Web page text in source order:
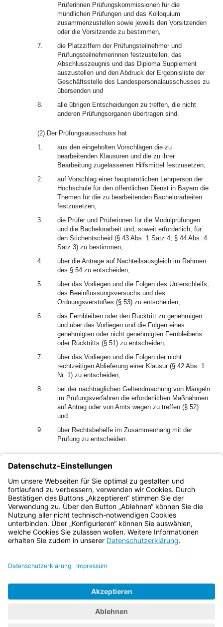
Prüferinnen Prüfungskommissionen für die
mündlichen Prüfungen und das Kolloquium
zusammenzustellen sowie jeweils den Vorsitzenden
oder die Vorsitzende zu bestimmen,
7.
die Platzziffern der Prüfungsteilnehmer und
Prüfungsteilnehmerinnen festzustellen, das
Abschlusszeugnis und das Diploma Supplement
auszustellen und den Abdruck der Ergebnisliste der
Geschäftsstelle des Landespersonalausschusses zu
übersenden und
8.
alle übrigen Entscheidungen zu treffen, die nicht
anderen Prüfungsorganen übertragen sind.
(2) Der Prüfungsausschuss hat
1.
aus den eingeholten Vorschlägen die zu
bearbeitenden Klausuren und die zu ihrer
Bearbeitung zugelassenen Hilfsmittel festzusetzen,
2.
auf Vorschlag einer hauptamtlichen Lehrperson der
Hochschule für den öffentlichen Dienst in Bayern die
Themen für die zu bearbeitenden Bachelorarbeiten
festzusetzen,
3.
die Prüfer und Prüferinnen für die Modulprüfungen
und die Bachelorarbeit und, soweit erforderlich, für
den Stichentscheid (§ 43 Abs. 1 Satz 4, § 44 Abs. 4
Satz 3) zu bestimmen,
4.
über die Anträge auf Nachteilsausgleich im Rahmen
des § 54 zu entscheiden,
5.
über das Vorliegen und die Folgen des Unterschleifs,
des Beeinflussungsversuchs und des
Ordnungsverstoßes (§ 53) zu entscheiden,
6.
das Fernbleiben oder den Rücktritt zu genehmigen
und über das Vorliegen und die Folgen eines
genehmigten oder nicht genehmigten Fernbleibens
oder Rücktritts (§ 51) zu entscheiden,
7.
über das Vorliegen und die Folgen der nicht
rechtzeitigen Ablieferung einer Klausur (§ 42 Abs. 1
Nr. 1) zu entscheiden,
8.
bei der nachträglichen Geltendmachung von Mängeln
im Prüfungsverfahren die erforderlichen Maßnahmen
auf Antrag oder von Amts wegen zu treffen (§ 52)
und
9.
über Rechtsbehelfe im Zusammenhang mit der
Prüfung zu entscheiden.
diesem die unter Abs. 1 Nr. 1 bis 4 sowie unter Abs. 2 Nr. 2
bis 7 bezeichneten Aufgaben übertragen werden.
(4) § 14 gilt entsprechend.
Bayern.de
BayernPortal
Impressum